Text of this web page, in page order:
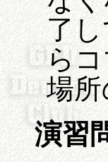
了
ら
場
演習